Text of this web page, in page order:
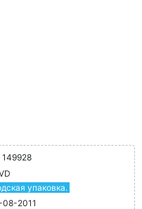
149928
упаковка.
08-2011